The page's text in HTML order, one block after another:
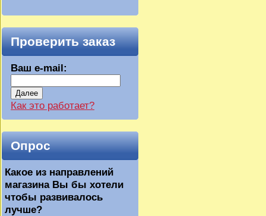
Проверить заказ
Ваш e-mail:
Далее
Как это работает?
Опрос
Какое из направлений
магазина Вы бы хотели
чтобы развивалось
лучше?